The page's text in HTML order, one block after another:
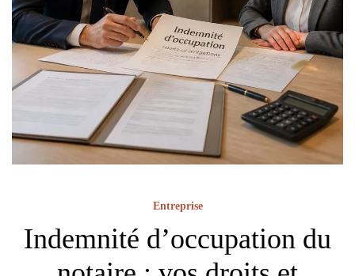
Entreprise
Indemnité d’occupation du